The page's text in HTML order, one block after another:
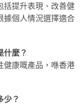
括提升表現、改善健
據個人情況選擇適合
什麼？
健康嘅產品，喺香港
少？